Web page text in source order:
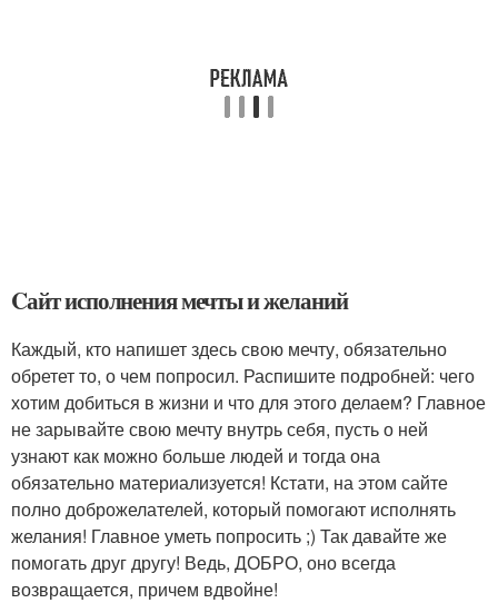
Cайт исполнения мечты и желаний
Каждый, кто напишет здесь свою мечту, обязательно
обретет то, о чем попросил. Распишите подробней: чего
хотим добиться в жизни и что для этого делаем? Главное
не зарывайте свою мечту внутрь себя, пусть о ней
узнают как можно больше людей и тогда она
обязательно материализуется! Кстати, на этом сайте
полно доброжелателей, который помогают исполнять
желания! Главное уметь попросить ;) Так давайте же
помогать друг другу! Ведь, ДОБРО, оно всегда
возвращается, причем вдвойне!